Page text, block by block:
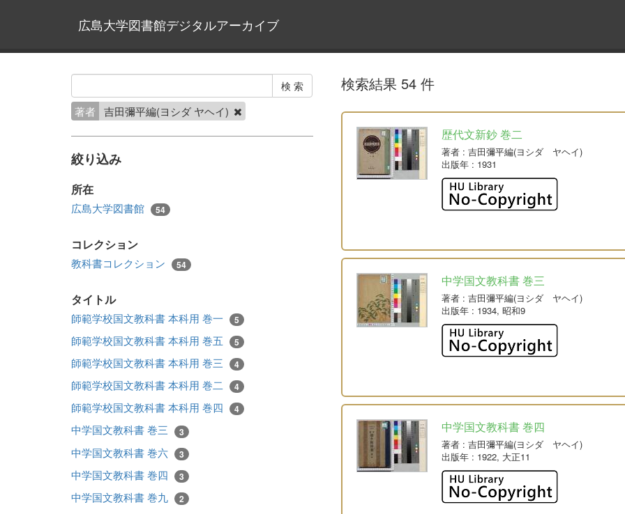
広島大学図書館デジタルアーカイブ
著者 吉田彌平編(ヨシダ ヤヘイ)
絞り込み
所在
広島大学図書館 54
コレクション
教科書コレクション 54
タイトル
師範学校国文教科書 本科用 巻一 5
師範学校国文教科書 本科用 巻五 5
師範学校国文教科書 本科用 巻三 4
師範学校国文教科書 本科用 巻二 4
師範学校国文教科書 本科用 巻四 4
中学国文教科書 巻三 3
中学国文教科書 巻六 3
中学国文教科書 巻四 3
中学国文教科書 巻九 2
検索結果 54 件
歴代文新鈔 巻二
著者: 吉田彌平編(ヨシダ ヤヘイ)
出版年: 1931
中学国文教科書 巻三
著者: 吉田彌平編(ヨシダ ヤヘイ)
出版年: 1934, 昭和9
中学国文教科書 巻四
著者: 吉田彌平編(ヨシダ ヤヘイ)
出版年: 1922, 大正11